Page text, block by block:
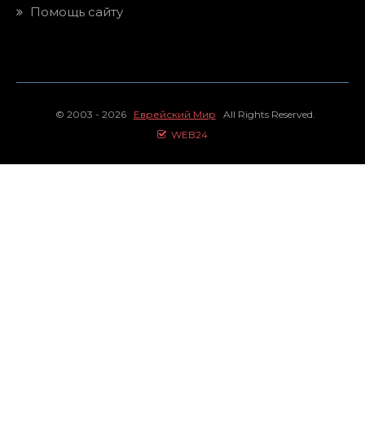
Помощь сайту
© 2003 - 2026 Еврейский Мир All Rights Reserved.
WEB24